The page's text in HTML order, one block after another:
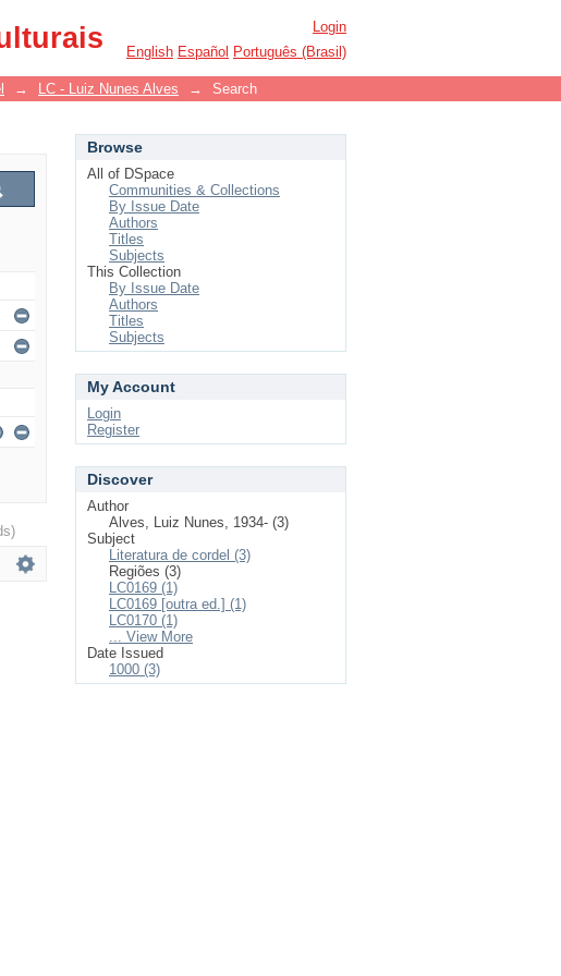
Login
English Español Português (Brasil)
→ LC - Luiz Nunes Alves → Search
Browse
All of DSpace
Communities & Collections
By Issue Date
Authors
Titles
Subjects
This Collection
By Issue Date
Authors
Titles
Subjects
My Account
Login
Register
Discover
Author
Alves, Luiz Nunes, 1934- (3)
Subject
Literatura de cordel (3)
Regiões (3)
LC0169 (1)
LC0169 [outra ed.] (1)
LC0170 (1)
... View More
Date Issued
1000 (3)